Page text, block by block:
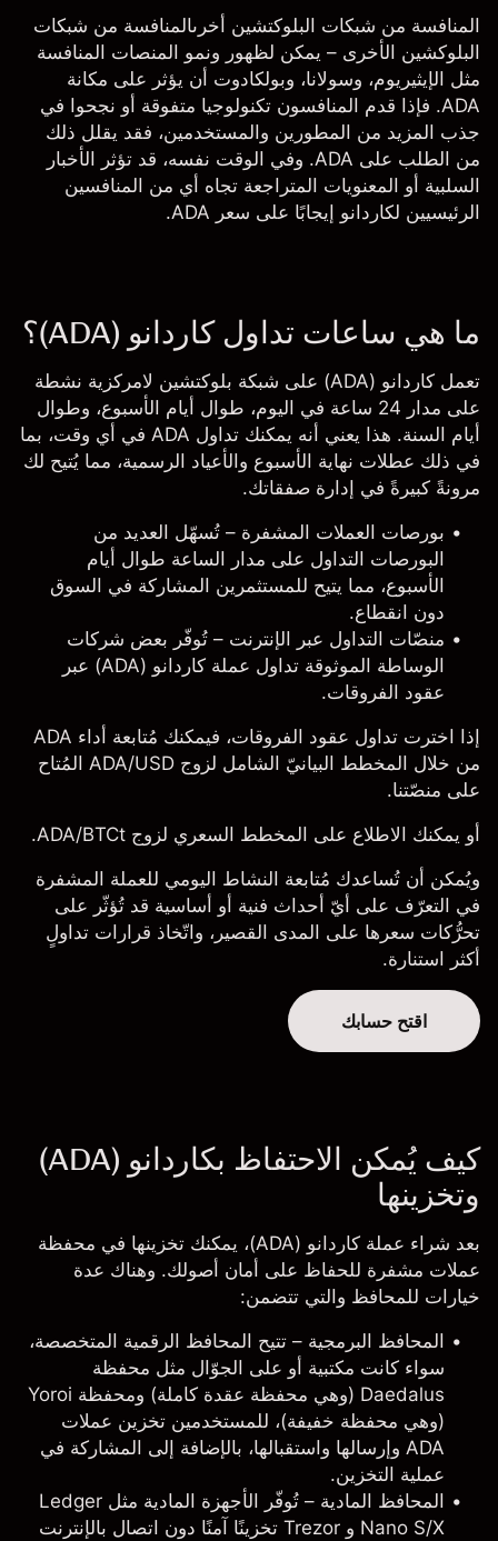
المنافسة من شبكات البلوكتشين أخرىالمنافسة من شبكات
البلوكشين الأخرى – يمكن لظهور ونمو المنصات المنافسة
مثل الإيثيريوم، وسولانا، وبولكادوت أن يؤثر على مكانة
ADA. فإذا قدم المنافسون تكنولوجيا متفوقة أو نجحوا في
جذب المزيد من المطورين والمستخدمين، فقد يقلل ذلك
من الطلب على ADA. وفي الوقت نفسه، قد تؤثر الأخبار
السلبية أو المعنويات المتراجعة تجاه أي من المنافسين
الرئيسيين لكاردانو إيجابًا على سعر ADA.
ما هي ساعات تداول كاردانو (ADA)؟
تعمل كاردانو (ADA) على شبكة بلوكتشين لامركزية نشطة
على مدار 24 ساعة في اليوم، طوال أيام الأسبوع، وطوال
أيام السنة. هذا يعني أنه يمكنك تداول ADA في أي وقت، بما
في ذلك عطلات نهاية الأسبوع والأعياد الرسمية، مما يُتيح لك
مرونةً كبيرةً في إدارة صفقاتك.
بورصات العملات المشفرة – تُسهّل العديد من
البورصات التداول على مدار الساعة طوال أيام
الأسبوع، مما يتيح للمستثمرين المشاركة في السوق
دون انقطاع.
منصّات التداول عبر الإنترنت – تُوفّر بعض شركات
الوساطة الموثوقة تداول عملة كاردانو (ADA) عبر
عقود الفروقات.
إذا اخترت تداول عقود الفروقات، فيمكنك مُتابعة أداء ADA
من خلال المخطط البيانيّ الشامل لزوج ADA/USD
المُتاح
على منصّتنا.
أو يمكنك الاطلاع على المخطط السعري لزوج ADA/BTCt
.
ويُمكن أن تُساعدك مُتابعة النشاط اليومي للعملة المشفرة
في التعرّف على أيّ أحداث فنية أو أساسية قد تُؤثّر على
تحرُّكات سعرها على المدى القصير، واتّخاذ قرارات تداولٍ
أكثر استنارة.
اقتح حسابك
كيف يُمكن الاحتفاظ بكاردانو (ADA)
وتخزينها
بعد شراء عملة كاردانو (ADA)، يمكنك تخزينها في محفظة
عملات مشفرة للحفاظ على أمان أصولك. وهناك عدة
خيارات للمحافظ والتي تتضمن:
المحافظ البرمجية – تتيح المحافظ الرقمية المتخصصة،
سواء كانت مكتبية أو على الجوّال مثل محفظة
Daedalus (وهي محفظة عقدة كاملة) ومحفظة Yoroi
(وهي محفظة خفيفة)، للمستخدمين تخزين عملات
ADA وإرسالها واستقبالها، بالإضافة إلى المشاركة في
عملية التخزين.
المحافظ المادية
– تُوفّر الأجهزة المادية مثل Ledger
Nano S/X و Trezor تخزينًا آمنًا دون اتصال بالإنترنت